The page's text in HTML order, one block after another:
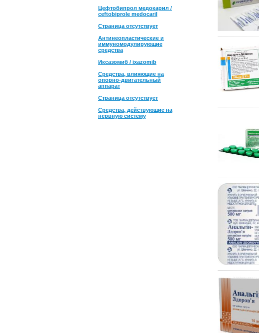
Цефтобипрол медокарил /
ceftobiprole medocaril
Страница отсутствует
Антинеопластические и
иммуномодулирующие
средства
Иксазомиб / ixazomib
Средства, влияющие на
опорно-двигательный
аппарат
Страница отсутствует
Средства, действующие на
нервную систему